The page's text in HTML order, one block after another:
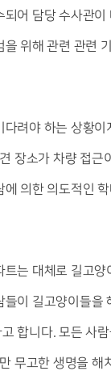
어 담당 수사관이
위해 관련 관련
다려야 하는 상황이
장소가 차량 접근
에 의한 의도적인
는 대체로 길고양
들이 길고양이들을
합니다. 모든 사
무고한 생명을 해